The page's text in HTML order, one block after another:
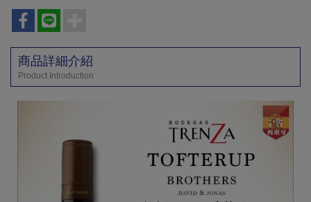
商品詳細介紹
Product Introduction